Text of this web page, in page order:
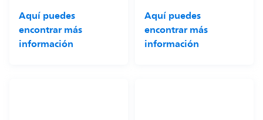
Aquí puedes
encontrar más
información
Aquí puedes
encontrar más
información